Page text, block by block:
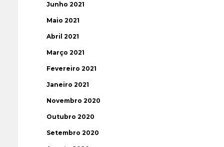
Junho 2021
Maio 2021
Abril 2021
Março 2021
Fevereiro 2021
Janeiro 2021
Novembro 2020
Outubro 2020
Setembro 2020